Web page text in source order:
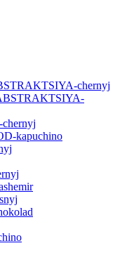
chernyj
kapuchino